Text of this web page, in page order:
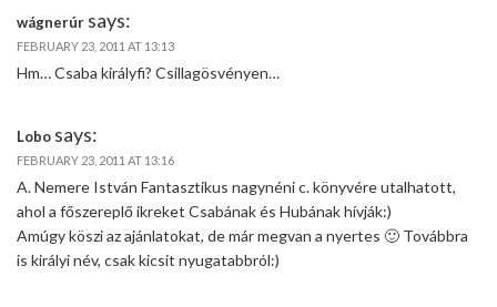
wágnerúr says:
FEBRUARY 23, 2011 AT 13:13
Hm… Csaba királyfi? Csillagösvényen…
Lobo says:
FEBRUARY 23, 2011 AT 13:16
A. Nemere István Fantasztikus nagynéni c. könyvére utalhatott,
ahol a főszereplő ikreket Csabának és Hubának hívják:)
Amúgy köszi az ajánlatokat, de már megvan a nyertes 🙂 Továbbra
is királyi név, csak kicsit nyugatabbról:)